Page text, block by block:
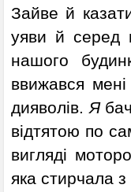
Зайве й
уяви й серед
нашого
ввижався
дияволів.Я
відтятою по
вигляді
яка стирчала